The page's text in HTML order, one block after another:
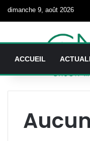
dimanche 9, août 2026
ACCUEIL